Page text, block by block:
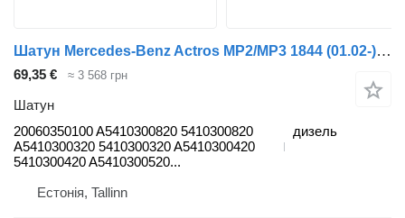
Шатун Mercedes-Benz Actros MP2/MP3 1844 (01.02-) 20060350100 до тягача Mercedes-Benz Actros, Axor MP1, MP2, MP3 (1996-2014)
69,35 € ≈ 3 568 грн
Шатун
20060350100 A5410300820 5410300820
A5410300320 5410300320 A5410300420
5410300420 A5410300520...
дизель
Естонія, Tallinn